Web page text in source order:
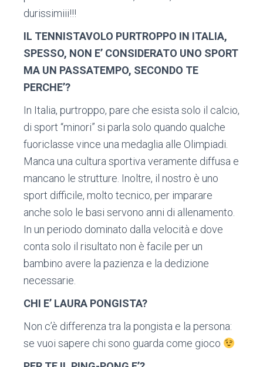
durissimiii!!!
IL TENNISTAVOLO PURTROPPO IN ITALIA,
SPESSO, NON E’ CONSIDERATO UNO SPORT
MA UN PASSATEMPO, SECONDO TE
PERCHE’?
In Italia, purtroppo, pare che esista solo il calcio,
di sport “minori” si parla solo quando qualche
fuoriclasse vince una medaglia alle Olimpiadi.
Manca una cultura sportiva veramente diffusa e
mancano le strutture. Inoltre, il nostro è uno
sport difficile, molto tecnico, per imparare
anche solo le basi servono anni di allenamento.
In un periodo dominato dalla velocità e dove
conta solo il risultato non è facile per un
bambino avere la pazienza e la dedizione
necessarie.
CHI E’ LAURA PONGISTA?
Non c’è differenza tra la pongista e la persona:
se vuoi sapere chi sono guarda come gioco